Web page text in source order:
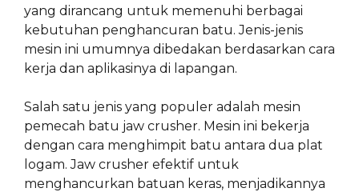
yang dirancang untuk memenuhi berbagai
kebutuhan penghancuran batu. Jenis-jenis
mesin ini umumnya dibedakan berdasarkan cara
kerja dan aplikasinya di lapangan.
Salah satu jenis yang populer adalah mesin
pemecah batu jaw crusher. Mesin ini bekerja
dengan cara menghimpit batu antara dua plat
logam. Jaw crusher efektif untuk
menghancurkan batuan keras, menjadikannya